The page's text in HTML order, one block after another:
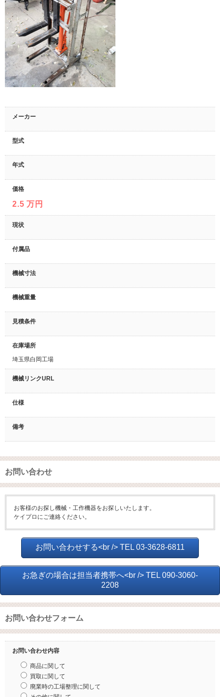
メーカー
型式
年式
価格
2.5 万円
現状
付属品
機械寸法
機械重量
見積条件
在庫場所
埼玉県白岡工場
機械リンクURL
仕様
備考
お問い合わせ
お客様のお探し機械・工作機器をお探しいたします。
ケイプロにご連絡ください。
お問い合わせする<br /> TEL 03-3628-6811
お急ぎの場合は担当者携帯へ<br /> TEL 090-3060-
2208
お問い合わせフォーム
お問い合わせ内容
商品に関して
買取に関して
廃業時の工場整理に関して